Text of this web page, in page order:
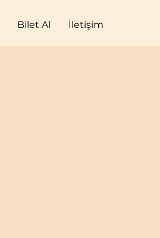
Bilet Al İletişim